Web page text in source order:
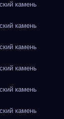
камень
камень
камень
камень
камень
камень